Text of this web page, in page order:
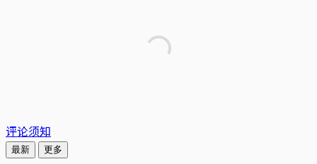
评论须知
最新 更多